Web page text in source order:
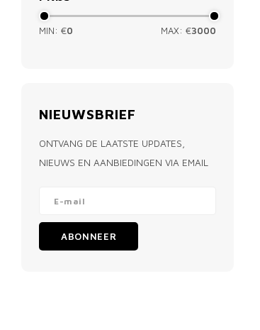
MIN: €0 MAX: €3000
NIEUWSBRIEF
ONTVANG DE LAATSTE UPDATES,
NIEUWS EN AANBIEDINGEN VIA EMAIL
ABONNEER